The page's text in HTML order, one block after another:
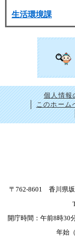
生活環境課
個人情報
このホーム
〒762-8601 香川県
開庁時間：午前8時30
年始